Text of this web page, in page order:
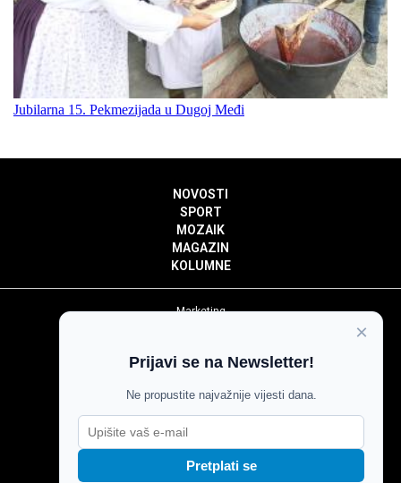
Jubilarna 15. Pekmezijada u Dugoj Međi
NOVOSTI
SPORT
MOZAIK
MAGAZIN
KOLUMNE
Marketing
Impressum
Pravila komentiranja
Agroglas
×
Prijavi se na Newsletter!
Ne propustite najvažnije vijesti dana.
Pretplati se